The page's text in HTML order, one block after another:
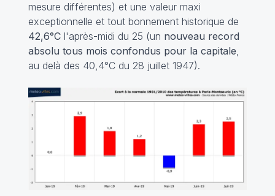
mesure différentes) et une valeur maxi
exceptionnelle et tout bonnement historique de
42,6°Cl'après-midi du 25 (un nouveau record
absolu tous mois confondus pour la capitale,
au delà des 40,4°C du 28 juillet 1947).